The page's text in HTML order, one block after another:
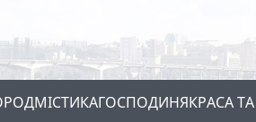
МІСТИКАГОСПОДИНЯКРАСА